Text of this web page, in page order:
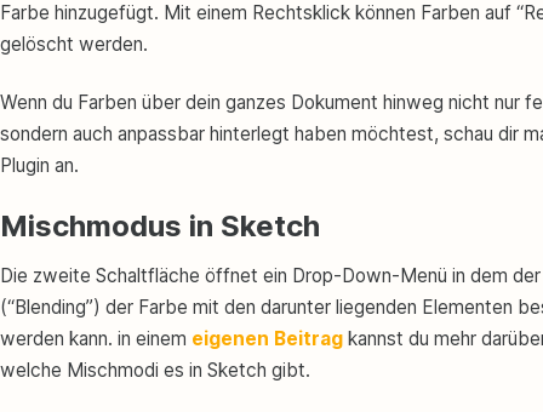
Farbe hinzugefügt. Mit einem Rechtsklick können Farben auf
gelöscht werden.
Wenn du Farben über dein ganzes Dokument hinweg nicht nur
sondern auch anpassbar hinterlegt haben möchtest, schau dir
Plugin an.
Mischmodus in Sketch
Die zweite Schaltfläche öffnet ein Drop-Down-Menü in dem
(“Blending”) der Farbe mit den darunter liegenden Elementen
werden kann. in einem eigenen Beitrag kannst du mehr
welche Mischmodi es in Sketch gibt.